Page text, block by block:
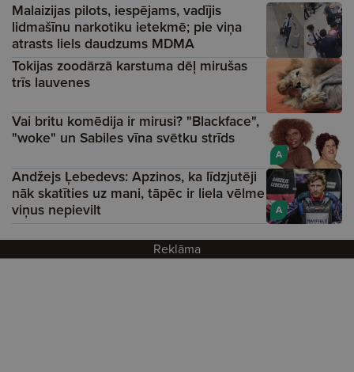
Malaizijas pilots, iespējams, vadījis
lidmašīnu narkotiku ietekmē; pie viņa
atrasts liels daudzums MDMA
Tokijas zoodārzā karstuma dēļ mirušas
trīs lauvenes
A
Vai britu komēdija ir mirusi? "Blackface",
"woke" un Sabiles vīna svētku strīds
A
Andžejs Ļebedevs: Apzinos, ka līdzjutēji
nāk skatīties uz mani, tāpēc ir liela vēlme
viņus nepievilt
Reklāma